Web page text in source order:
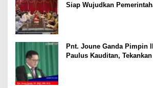
Siap Wujudkan
Pnt. Joune Ganda Pimpin
Paulus Kauditan,